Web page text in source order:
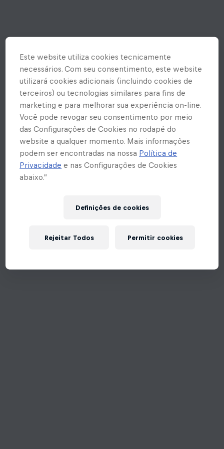
aqui
Este website utiliza cookies tecnicamente
necessários. Com seu consentimento, este website
utilizará cookies adicionais (incluindo cookies de
terceiros) ou tecnologias similares para fins de
marketing e para melhorar sua experiência on-line.
Você pode revogar seu consentimento por meio
das Configurações de Cookies no rodapé do
website a qualquer momento. Mais informações
podem ser encontradas na nossa Política de
Privacidade e nas Configurações de Cookies
abaixo.”
Definições de cookies
Rejeitar Todos Permitir cookies